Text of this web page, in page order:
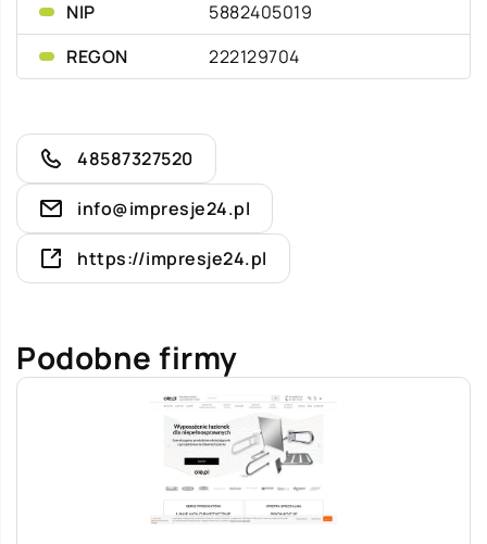
NIP
5882405019
REGON
222129704
48587327520
info@impresje24.pl
https://impresje24.pl
Podobne firmy